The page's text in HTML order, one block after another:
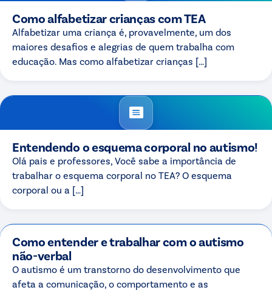
Como alfabetizar crianças com TEA
Alfabetizar uma criança é, provavelmente, um dos
maiores desafios e alegrias de quem trabalha com
educação. Mas como alfabetizar crianças […]
Entendendo o esquema corporal no autismo!
Olá pais e professores, Você sabe a importância de
trabalhar o esquema corporal no TEA? O esquema
corporal ou a […]
Como entender e trabalhar com o autismo
não-verbal
O autismo é um transtorno do desenvolvimento que
afeta a comunicação, o comportamento e as